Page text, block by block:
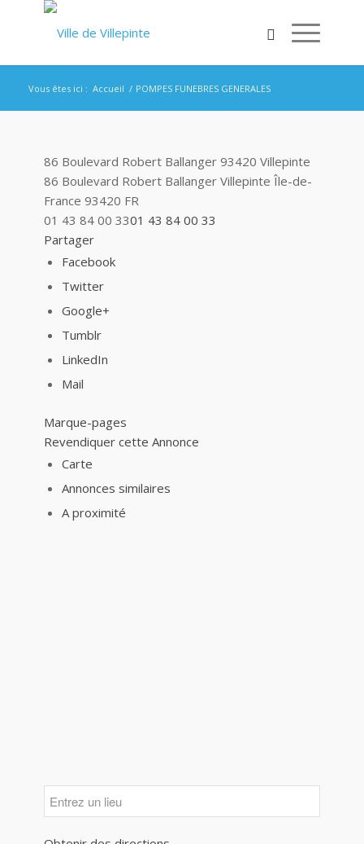
Vous êtes ici : Accueil / POMPES FUNEBRES GENERALES
86 Boulevard Robert Ballanger 93420 Villepinte
86 Boulevard Robert Ballanger Villepinte Île-de-
France 93420 FR
01 43 84 00 3301 43 84 00 33
Partager
Facebook
Twitter
Google+
Tumblr
LinkedIn
Mail
Marque-pages
Revendiquer cette Annonce
Carte
Annonces similaires
A proximité